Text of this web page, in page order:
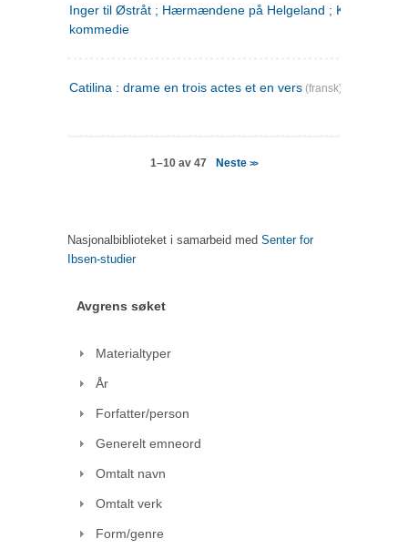
Inger til Østråt ; Hærmændene på Helgeland ;
kommedie
Catilina : drame en trois actes et en vers (fransk)
1–10 av 47 Neste>>
Nasjonalbiblioteket i samarbeid med Senter for
Ibsen-studier
Avgrens søket
Materialtyper
År
Forfatter/person
Generelt emneord
Omtalt navn
Omtalt verk
Form/genre